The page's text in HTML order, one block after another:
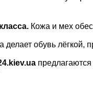
Кожа и мех
делает обувь лёгкой,